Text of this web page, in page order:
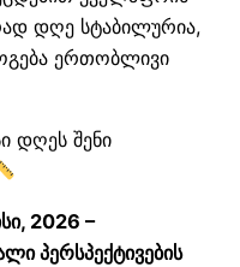
დღე სტაბილურია,
ერთობლივი
დღეს შენი
2026 –
პერსპექტივების